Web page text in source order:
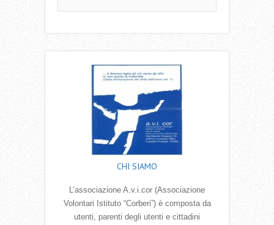
CHI SIAMO
L’associazione A.v.i.cor (Associazione
Volontari Istituto “Corberi”) è composta da
utenti, parenti degli utenti e cittadini